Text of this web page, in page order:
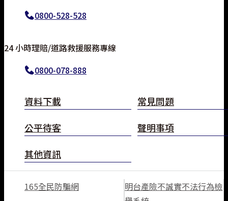
0800-528-528
24 小時理賠/道路救援服務專線
0800-078-888
資料下載
常見問題
公平待客
聲明事項
其他資訊
165全民防騙網
明台產險不誠實不法行為檢